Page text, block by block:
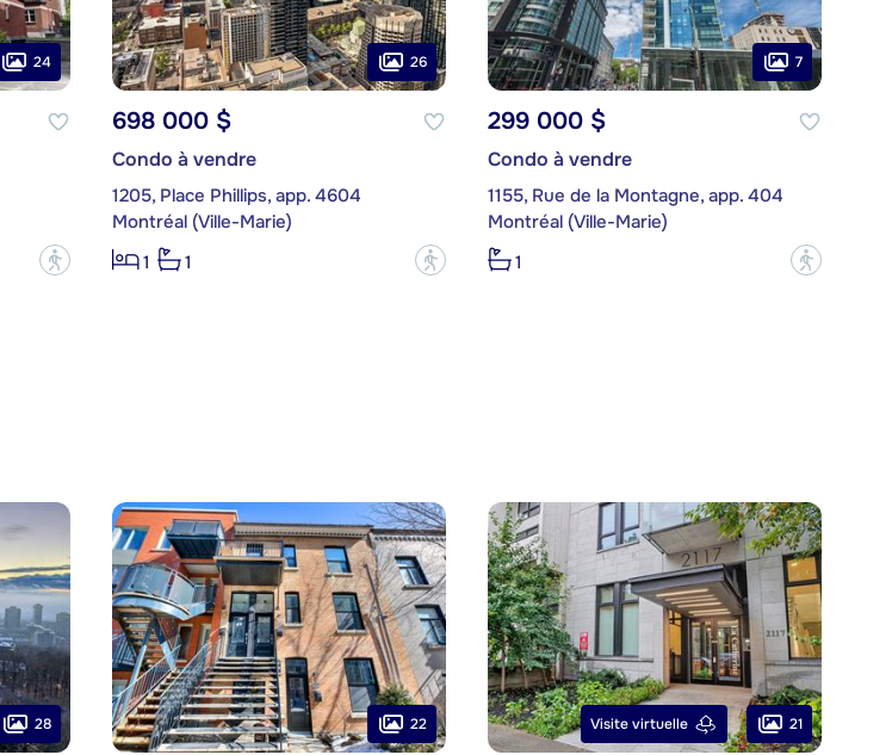
24
?
26
698 000 $
Condo à vendre
1205, Place Phillips, app. 4604
Montréal (Ville-Marie)
1
1 ?
7
299 000 $
Condo à vendre
1155, Rue de la Montagne, app. 404
Montréal (Ville-Marie)
1
?
28 22 Visite virtuelle 21